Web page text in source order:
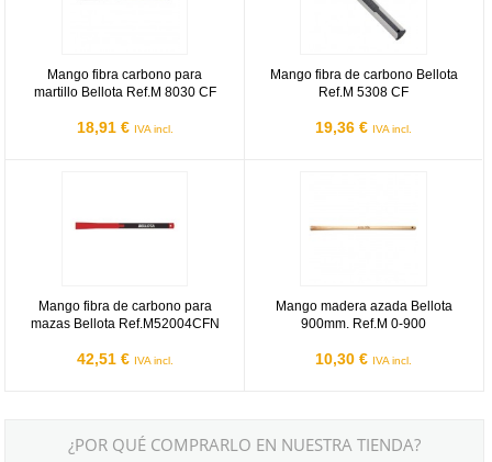
Mango fibra carbono para
martillo Bellota Ref.M 8030 CF
18,91 € IVA incl.
Mango fibra de carbono Bellota
Ref.M 5308 CF
19,36 € IVA incl.
Mango fibra de carbono para
mazas Bellota Ref.M52004CFN
42,51 € IVA incl.
Mango madera azada Bellota
900mm. Ref.M 0-900
10,30 € IVA incl.
¿POR QUÉ COMPRARLO EN NUESTRA TIENDA?